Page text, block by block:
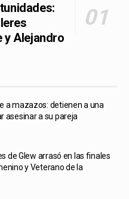
y Alejandro
a mazazos: detienen a una
asesinar a su pareja
de Glew arrasó en las finales
y Veterano de la